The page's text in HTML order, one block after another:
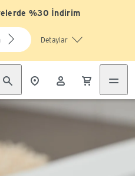
%30 İndirim
Detaylar